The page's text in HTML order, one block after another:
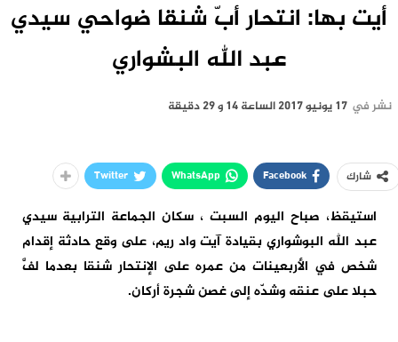
أيت بها: انتحار أبّ شنقا ضواحي سيدي
عبد الله البشواري
نشر في 17 يونيو 2017 الساعة 14 و 29 دقيقة
شارك Facebook
WhatsApp
Twitter
استيقظ، صباح اليوم السبت ، سكان الجماعة الترابية سيدي
عبد الله البوشواري بقيادة آيت واد ريم، على وقع حادثة إقدام
شخص في الأربعينات من عمره على الإنتحار شنقا بعدما لفَّ
حبلا على عنقه وشدّه إلى غصن شجرة أركان.